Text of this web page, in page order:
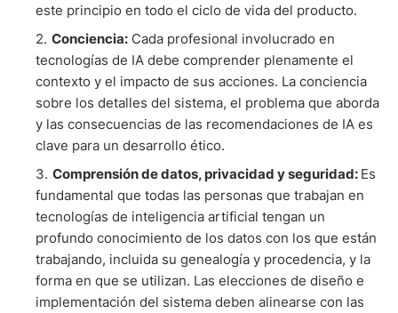
este principio en todo el ciclo de vida del producto.
Conciencia: Cada profesional involucrado en
tecnologías de IA debe comprender plenamente el
contexto y el impacto de sus acciones. La conciencia
sobre los detalles del sistema, el problema que aborda
y las consecuencias de las recomendaciones de IA es
clave para un desarrollo ético.
Comprensión de datos, privacidad y seguridad: Es
fundamental que todas las personas que trabajan en
tecnologías de inteligencia artificial tengan un
profundo conocimiento de los datos con los que están
trabajando, incluida su genealogía y procedencia, y la
forma en que se utilizan. Las elecciones de diseño e
implementación del sistema deben alinearse con las